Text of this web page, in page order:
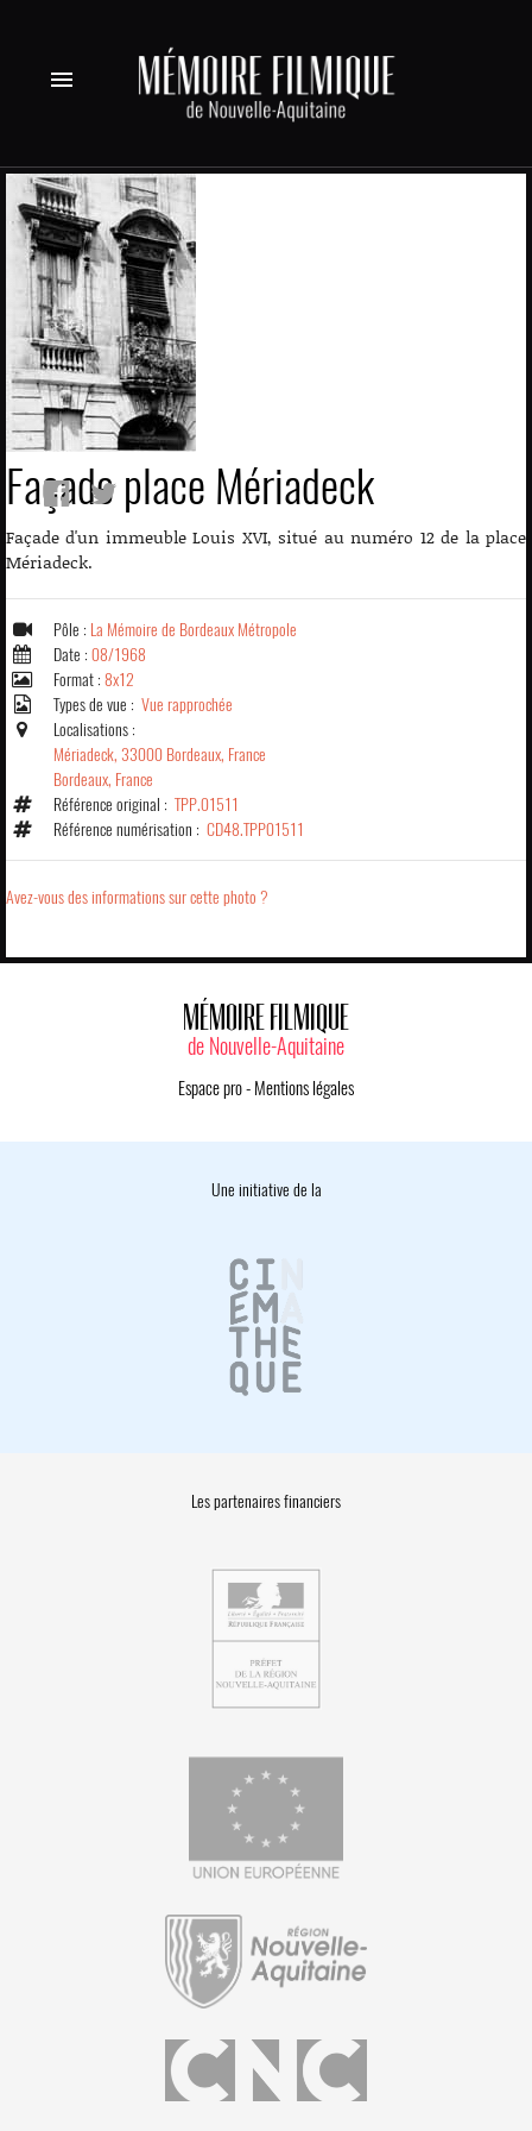
menu
Façade place Mériadeck
Façade d'un immeuble Louis XVI, situé au numéro 12 de la place
Mériadeck.
Pôle : La Mémoire de Bordeaux Métropole
Date : 08/1968
Format : 8x12
Types de vue : Vue rapprochée
Localisations :
Mériadeck, 33000 Bordeaux, France
Bordeaux, France
Référence original : TPP.01511
Référence numérisation : CD48.TPP01511
Avez-vous des informations sur cette photo ?
MÉMOIRE FILMIQUE
de Nouvelle-Aquitaine
Espace pro- Mentions légales
Une initiative de la
Les partenaires financiers